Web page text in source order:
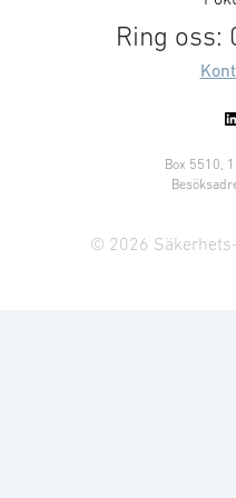
Ring oss:
Box 5510,
© 2026